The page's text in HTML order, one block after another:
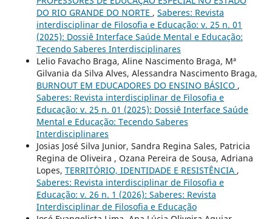
DO RIO GRANDE DO NORTE , Saberes: Revista
interdisciplinar de Filosofia e Educação: v. 25 n. 01
(2025): Dossiê Interface Saúde Mental e Educação:
Tecendo Saberes Interdisciplinares
Lelio Favacho Braga, Aline Nascimento Braga, Mª
Gilvania da Silva Alves, Alessandra Nascimento Braga,
BURNOUT EM EDUCADORES DO ENSINO BÁSICO ,
Saberes: Revista interdisciplinar de Filosofia e
Educação: v. 25 n. 01 (2025): Dossiê Interface Saúde
Mental e Educação: Tecendo Saberes
Interdisciplinares
Josias José Silva Junior, Sandra Regina Sales, Patricia
Regina de Oliveira , Ozana Pereira de Sousa, Adriana
Lopes, TERRITÓRIO, IDENTIDADE E RESISTÊNCIA ,
Saberes: Revista interdisciplinar de Filosofia e
Educação: v. 26 n. 1 (2026): Saberes: Revista
Interdisciplinar de Filosofia e Educação